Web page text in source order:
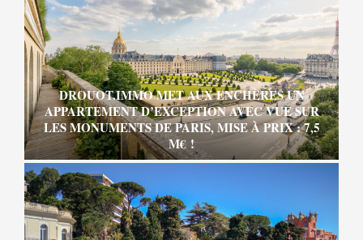
DROUOT.IMMO MET AUX ENCHÈRES UN
APPARTEMENT D’EXCEPTION AVEC VUE SUR
LES MONUMENTS DE PARIS, MISE À PRIX : 7,5
M€ !